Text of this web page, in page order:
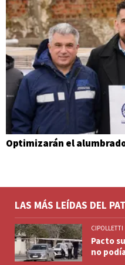
Optimizarán el
LAS MÁS LEÍDAS DEL
CIPOLLETTI
Pacto
no